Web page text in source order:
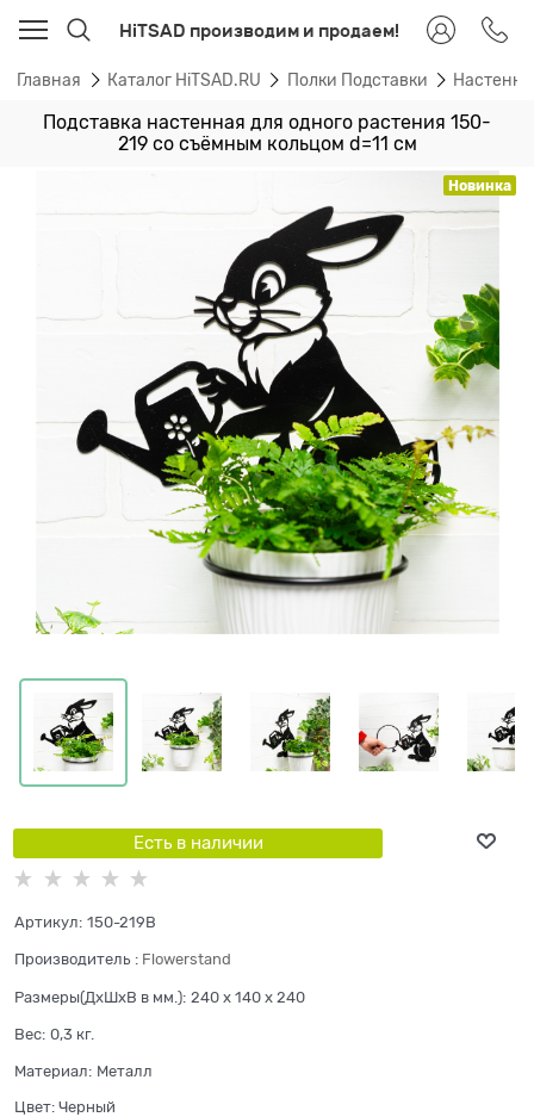
HiTSAD производим и продаем!
Главная Каталог HiTSAD.RU Полки Подставки
Подставка настенная для одного растения 150-
219 со съёмным кольцом d=11 см
Новинка
Есть в наличии
Артикул: 150-219B
Производитель : Flowerstand
Размеры(ДхШхВ в мм.): 240 x 140 x 240
Вес: 0,3 кг.
Материал: Металл
Цвет: Черный